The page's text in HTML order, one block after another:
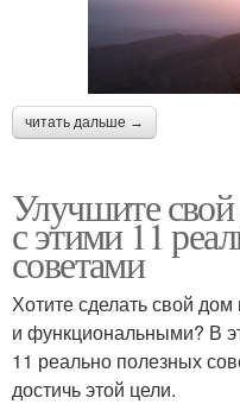
читать дальше →
Улучшите
с этими 11
советами
Хотите сделать свой
и функциональными? В
11 реально полезных
достичь этой цели.